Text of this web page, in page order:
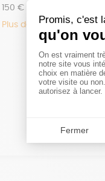
150 € - 200 €
Plus de 200€